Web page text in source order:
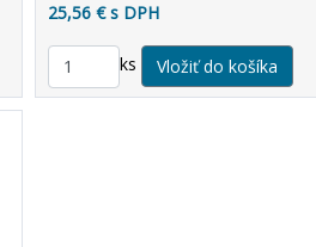
25,56 € s DPH
ks